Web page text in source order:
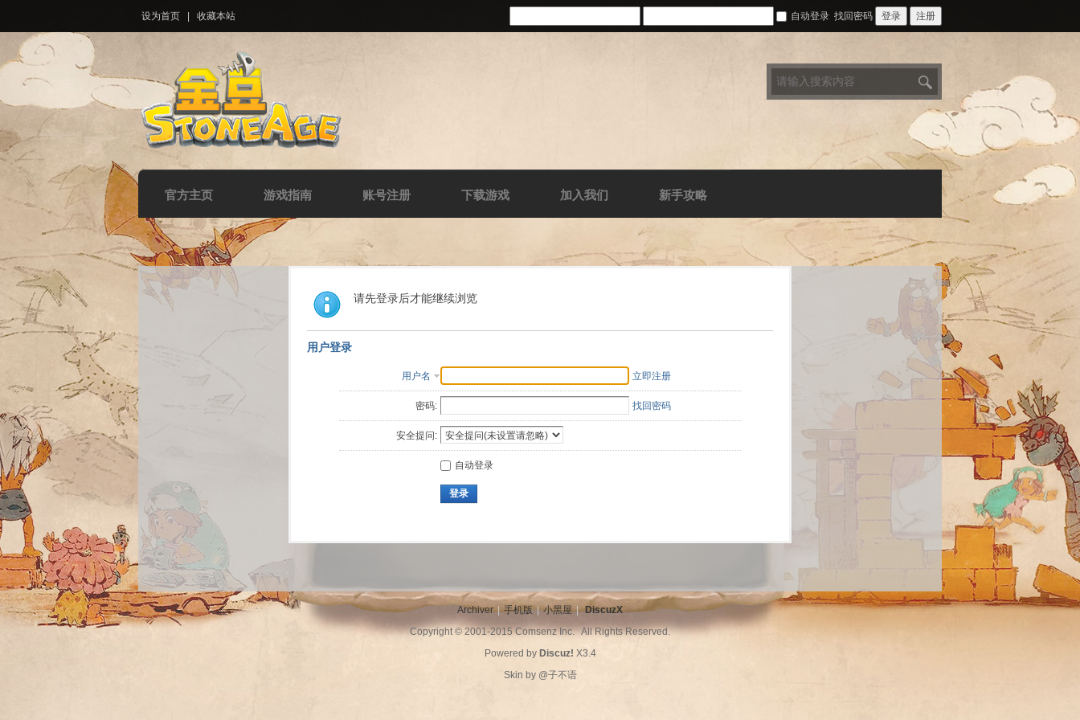
设为首页 收藏本站 自动登录 找回密码 登录 注册
官方主页 游戏指南 账号注册 下载游戏 加入我们 新手攻略
请先登录后才能继续浏览
用户登录
用户名 立即注册
密码: 找回密码
安全提问:
自动登录
登录
Archiver | 手机版 | 小黑屋 | DiscuzX
Copyright © 2001-2015Comsenz Inc.All Rights Reserved.
Powered by Discuz! X3.4
Skin by @子不语